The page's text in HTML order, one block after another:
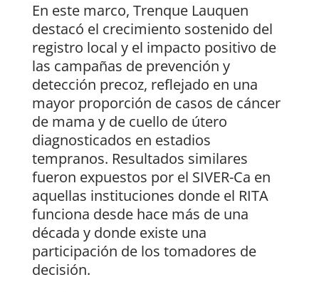
En este marco, Trenque Lauquen
destacó el crecimiento sostenido del
registro local y el impacto positivo de
las campañas de prevención y
detección precoz, reflejado en una
mayor proporción de casos de cáncer
de mama y de cuello de útero
diagnosticados en estadios
tempranos. Resultados similares
fueron expuestos por el SIVER-Ca en
aquellas instituciones donde el RITA
funciona desde hace más de una
década y donde existe una
participación de los tomadores de
decisión.